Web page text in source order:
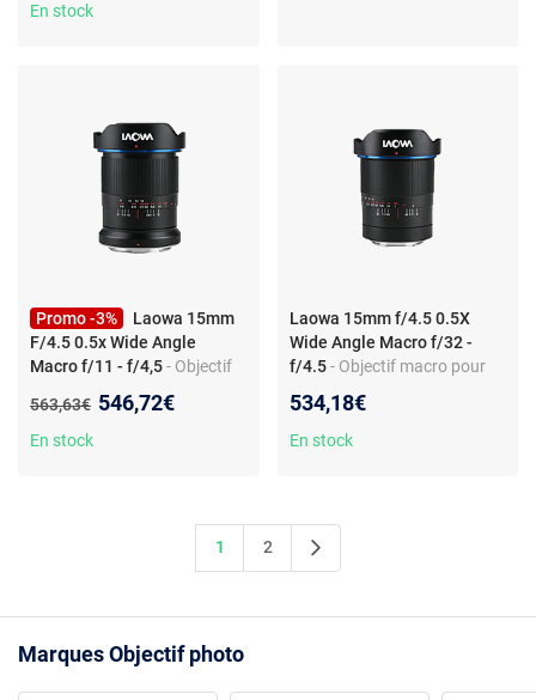
En stock
Promo -3%
Laowa 15mm
F/4.5 0.5x Wide Angle
Macro f/11 - f/4,5- Objectif
Focale fixe 15 mm - Monture
Nikon Z - Rapport 0,5x - 10
Ancien prix :
563,63€ Nouveau prix :
546,72€
En stock
Laowa 15mm f/4.5 0.5X
Wide Angle Macro f/32 -
f/4.5 - Objectif macro pour
Sony FE - grand-angle -
grossissement 0,5x
534,18€
En stock
1 2
Marques Objectif photo